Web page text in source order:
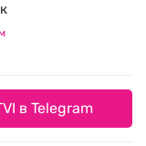
в Telegram